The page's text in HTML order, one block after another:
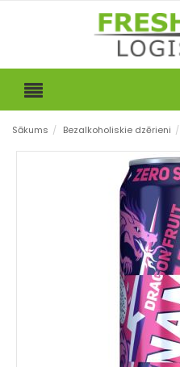
Sākums / Bezalkoholiskie dzērieni /